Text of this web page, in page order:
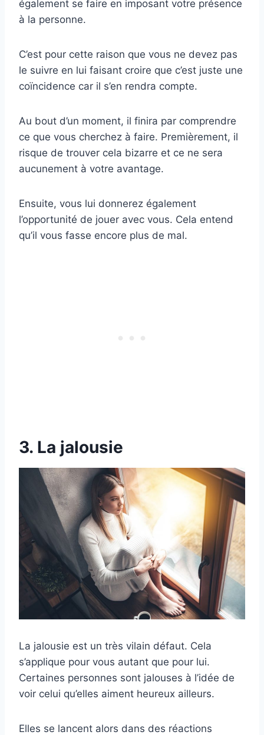
également se faire en imposant votre présence
à la personne.
C’est pour cette raison que vous ne devez pas
le suivre en lui faisant croire que c’est juste une
coïncidence car il s’en rendra compte.
Au bout d’un moment, il finira par comprendre
ce que vous cherchez à faire. Premièrement, il
risque de trouver cela bizarre et ce ne sera
aucunement à votre avantage.
Ensuite, vous lui donnerez également
l’opportunité de jouer avec vous. Cela entend
qu’il vous fasse encore plus de mal.
3. La jalousie
La jalousie est un très vilain défaut. Cela
s’applique pour vous autant que pour lui.
Certaines personnes sont jalouses à l’idée de
voir celui qu’elles aiment heureux ailleurs.
Elles se lancent alors dans des réactions